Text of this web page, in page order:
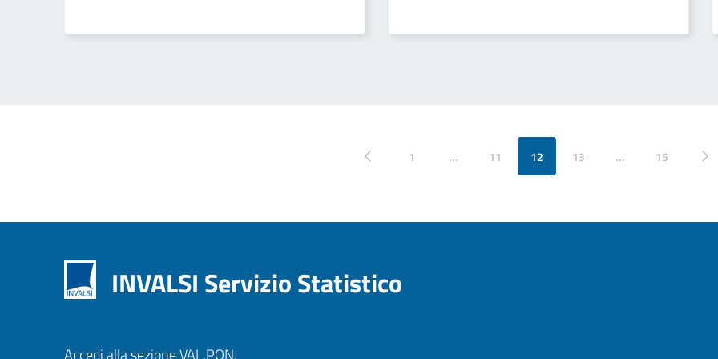
Pagina precedente 1 … 11 12 13 … 15 Pagina
INVALSI Servizio Statistico
Accedi alla sezione VAL.PON.